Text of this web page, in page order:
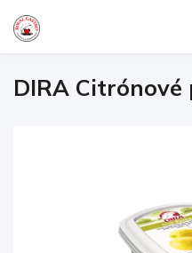
DIRA Citrónové